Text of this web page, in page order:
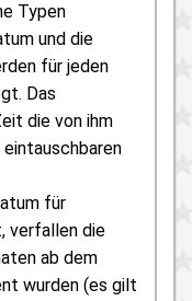
Typen
und die
für jeden
Das
die von ihm
für
verfallen die
ab dem
wurden (es gilt